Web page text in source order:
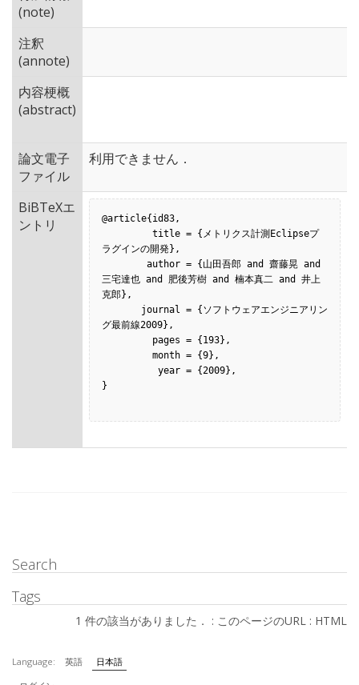
(note)
注釈
(annote)
内容梗概
(abstract)
論文電子
ファイル
利用できません．
BiBTeXエ
ントリ
@article{id83,
ラグインの開発},
三宅達也 and 肥後芳樹 and 楠本真二 and 井上
克郎},
グ最前線2009},
}
Search
Tags
1 件の該当がありました． : このページのURL : HTML
Language: 英語
日本語